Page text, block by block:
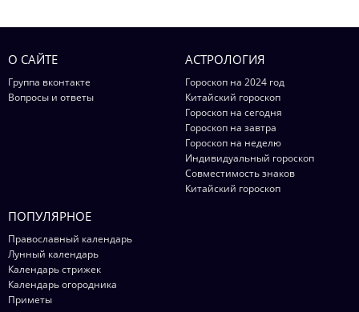
О САЙТЕ
Группа вконтакте
Вопросы и ответы
АСТРОЛОГИЯ
Гороскоп на 2024 год
Китайский гороскоп
Гороскоп на сегодня
Гороскоп на завтра
Гороскоп на неделю
Индивидуальный гороскоп
Совместимость знаков
Китайский гороскоп
ПОПУЛЯРНОЕ
Православный календарь
Лунный календарь
Календарь стрижек
Календарь огородника
Приметы